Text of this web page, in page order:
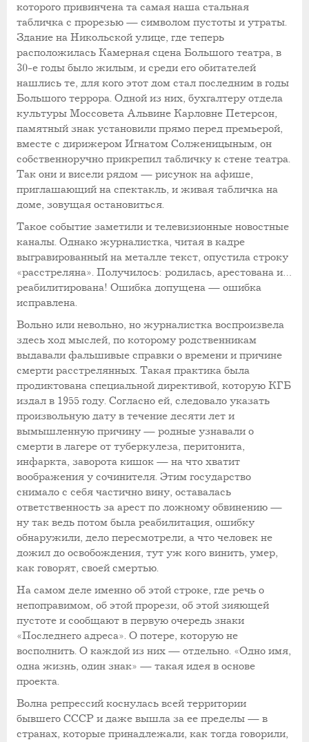
которого привинчена та самая наша стальная
табличка с прорезью — символом пустоты и утраты.
Здание на Никольской улице, где теперь
расположилась Камерная сцена Большого театра, в
30-е годы было жилым, и среди его обитателей
нашлись те, для кого этот дом стал последним в годы
Большого террора. Одной из них, бухгалтеру отдела
культуры Моссовета Альвине Карловне Петерсон,
памятный знак установили прямо перед премьерой,
вместе с дирижером Игнатом Солженицыным, он
собственноручно прикрепил табличку к стене театра.
Так они и висели рядом — рисунок на афише,
приглашающий на спектакль, и живая табличка на
доме, зовущая остановиться.
Такое событие заметили и телевизионные новостные
каналы. Однако журналистка, читая в кадре
выгравированный на металле текст, опустила строку
«расстреляна». Получилось: родилась, арестована и…
реабилитирована! Ошибка допущена — ошибка
исправлена.
Вольно или невольно, но журналистка воспроизвела
здесь ход мыслей, по которому родственникам
выдавали фальшивые справки о времени и причине
смерти расстрелянных. Такая практика была
продиктована специальной директивой, которую КГБ
издал в 1955 году. Согласно ей, следовало указать
произвольную дату в течение десяти лет и
вымышленную причину — родные узнавали о
смерти в лагере от туберкулеза, перитонита,
инфаркта, заворота кишок — на что хватит
воображения у сочинителя. Этим государство
снимало с себя частично вину, оставалась
ответственность за арест по ложному обвинению —
ну так ведь потом была реабилитация, ошибку
обнаружили, дело пересмотрели, а что человек не
дожил до освобождения, тут уж кого винить, умер,
как говорят, своей смертью.
На самом деле именно об этой строке, где речь о
непоправимом, об этой прорези, об этой зияющей
пустоте и сообщают в первую очередь знаки
«Последнего адреса». О потере, которую не
восполнить. О каждой из них — отдельно. «Одно имя,
одна жизнь, один знак» — такая идея в основе
проекта.
Волна репрессий коснулась всей территории
бывшего СССР и даже вышла за ее пределы — в
странах, которые принадлежали, как тогда говорили,